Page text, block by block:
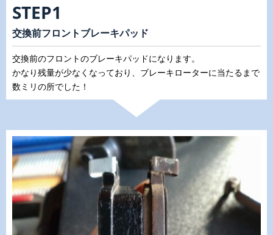
STEP1
交換前フロントブレーキパッド
交換前のフロントのブレーキパッドになります。
かなり残量が少なくなっており、ブレーキローターに当たるまで
数ミリの所でした！